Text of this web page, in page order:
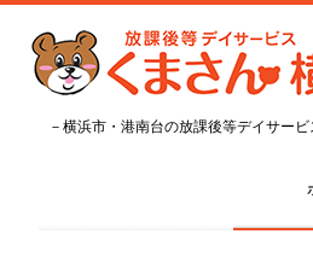
－横浜市・港南台の放課後等デイサービ